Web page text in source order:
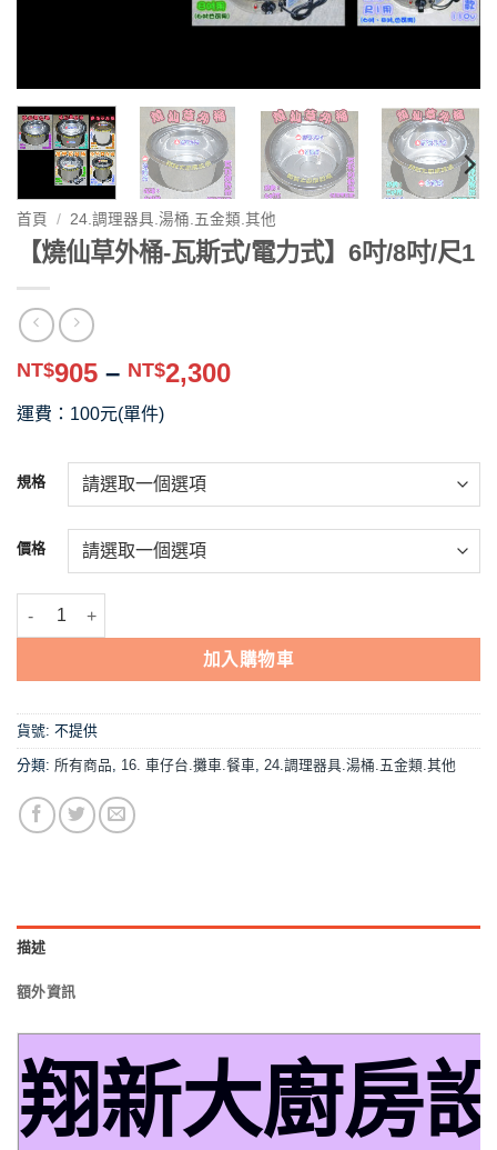
首頁 / 24.調理器具.湯桶.五金類.其他
【燒仙草外桶-瓦斯式/電力式】6吋/8吋/尺1
NT$905 – NT$2,300價
到
NT$2,300
運費：100元(單件)
規格
價格
【燒仙草外桶-瓦斯式/電力式】6吋/8吋/尺1 數量
加入購物車
貨號: 不提供
分類: 所有商品, 16. 車仔台.攤車.餐車, 24.調理器具.湯桶.五金類.其他
描述
額外資訊
翔新大廚房